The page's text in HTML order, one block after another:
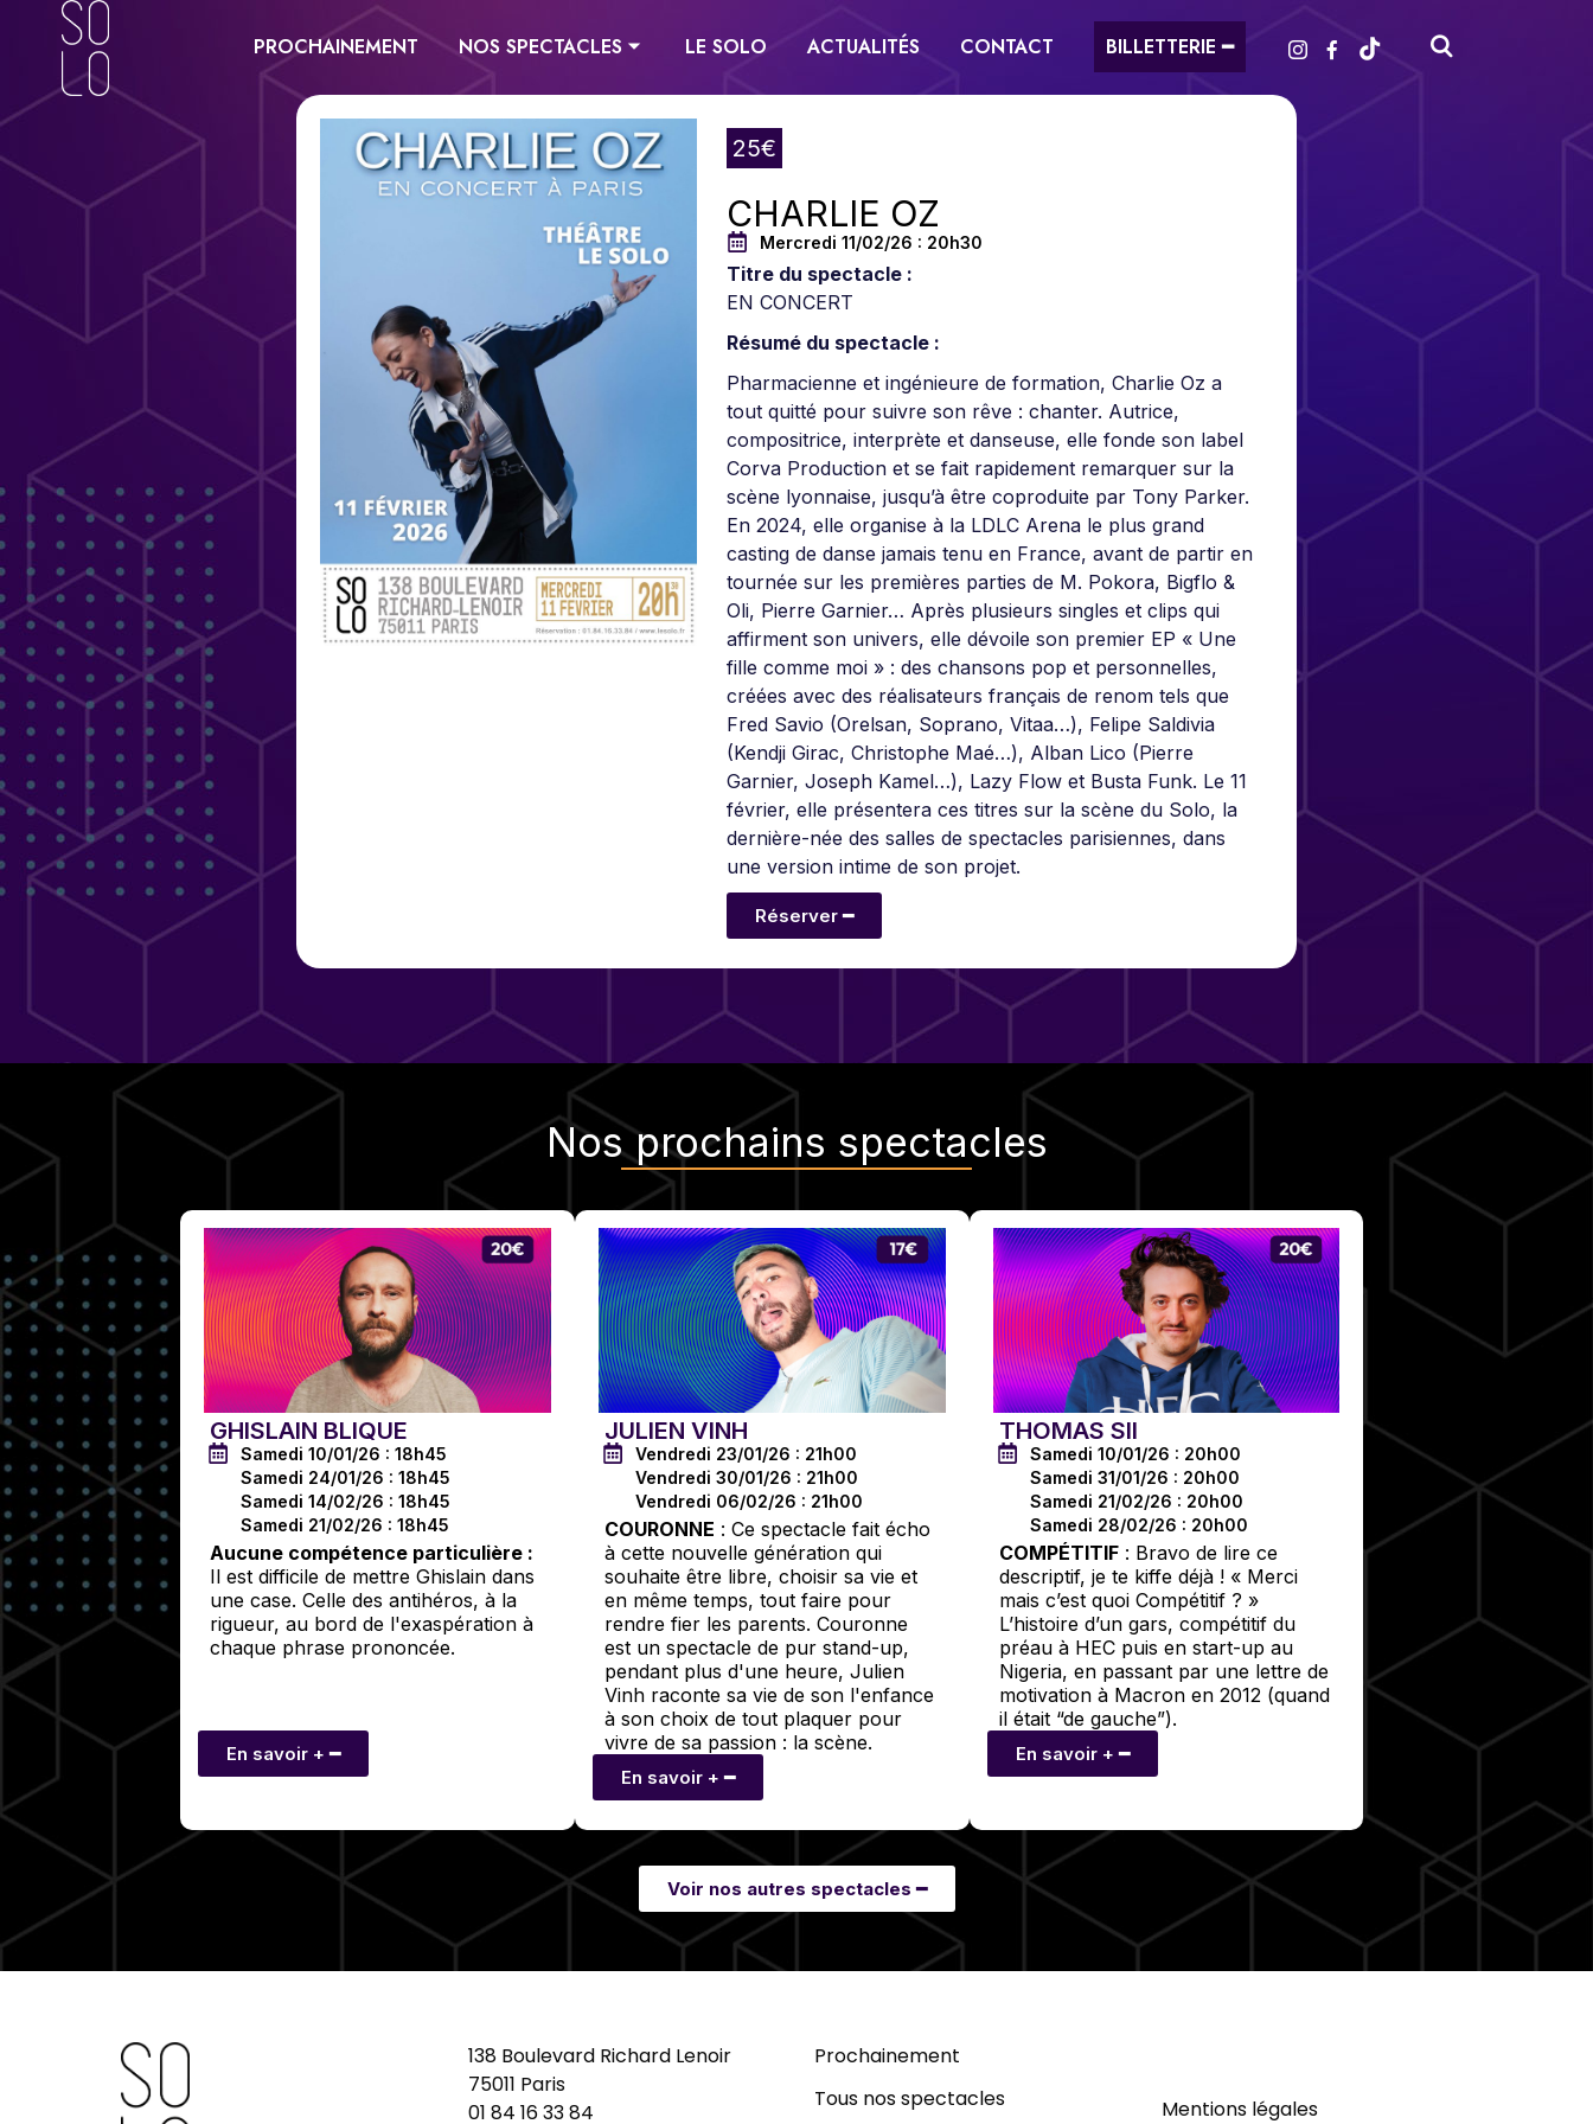
PROCHAINEMENT NOS SPECTACLES ⏷ LE SOLO ACTUALITÉS CONTACT BILLETTERIE ━
25€
CHARLIE OZ
Mercredi 11/02/26 : 20h30
Titre du spectacle :
EN CONCERT
Résumé du spectacle :
Pharmacienne et ingénieure de formation, Charlie Oz a
tout quitté pour suivre son rêve : chanter. Autrice,
compositrice, interprète et danseuse, elle fonde son label
Corva Production et se fait rapidement remarquer sur la
scène lyonnaise, jusqu’à être coproduite par Tony Parker.
En 2024, elle organise à la LDLC Arena le plus grand
casting de danse jamais tenu en France, avant de partir en
tournée sur les premières parties de M. Pokora, Bigflo &
Oli, Pierre Garnier… Après plusieurs singles et clips qui
affirment son univers, elle dévoile son premier EP « Une
fille comme moi » : des chansons pop et personnelles,
créées avec des réalisateurs français de renom tels que
Fred Savio (Orelsan, Soprano, Vitaa…), Felipe Saldivia
(Kendji Girac, Christophe Maé…), Alban Lico (Pierre
Garnier, Joseph Kamel…), Lazy Flow et Busta Funk. Le 11
février, elle présentera ces titres sur la scène du Solo, la
dernière-née des salles de spectacles parisiennes, dans
une version intime de son projet.
Réserver ━
Nosprochains spectacles
GHISLAIN BLIQUE
Samedi 10/01/26 : 18h45
Samedi 24/01/26 : 18h45
Samedi 14/02/26 : 18h45
Samedi 21/02/26 : 18h45
Aucune compétence particulière :
Il est difficile de mettre Ghislain dans
une case. Celle des antihéros, à la
rigueur, au bord de l'exaspération à
chaque phrase prononcée.
En savoir + ━
JULIEN VINH
Vendredi 23/01/26 : 21h00
Vendredi 30/01/26 : 21h00
Vendredi 06/02/26 : 21h00
COURONNE : Ce spectacle fait écho
à cette nouvelle génération qui
souhaite être libre, choisir sa vie et
en même temps, tout faire pour
rendre fier les parents. Couronne
est un spectacle de pur stand-up,
pendant plus d'une heure, Julien
Vinh raconte sa vie de son l'enfance
à son choix de tout plaquer pour
vivre de sa passion : la scène.
En savoir + ━
THOMAS SII
Samedi 10/01/26 : 20h00
Samedi 31/01/26 : 20h00
Samedi 21/02/26 : 20h00
Samedi 28/02/26 : 20h00
COMPÉTITIF: Bravo de lire ce
descriptif, je te kiffe déjà ! « Merci
mais c’est quoi Compétitif ? »
L’histoire d’un gars, compétitif du
préau à HEC puis en start-up au
Nigeria, en passant par une lettre de
motivation à Macron en 2012 (quand
il était “de gauche”).
En savoir + ━
Voir nos autres spectacles ━
138 Boulevard Richard Lenoir
75011 Paris
01 84 16 33 84
Prochainement
Tous nos spectacles
Mentions légales